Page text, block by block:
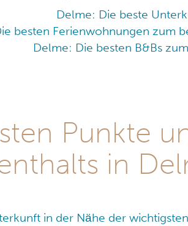
Delme: Die beste
besten Ferienwohnungen zum
Delme: Die besten B&Bs
Punkte
in
in der Nähe der